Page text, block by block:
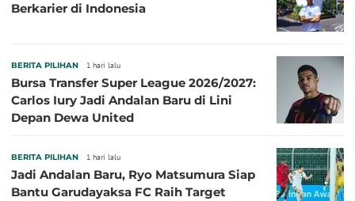
Berkarier di Indonesia
BERITA PILIHAN 1 hari lalu
Bursa Transfer Super League 2026/2027:
Carlos Iury Jadi Andalan Baru di Lini
Depan Dewa United
BERITA PILIHAN 1 hari lalu
Jadi Andalan Baru, Ryo Matsumura Siap
Bantu Garudayaksa FC Raih Target